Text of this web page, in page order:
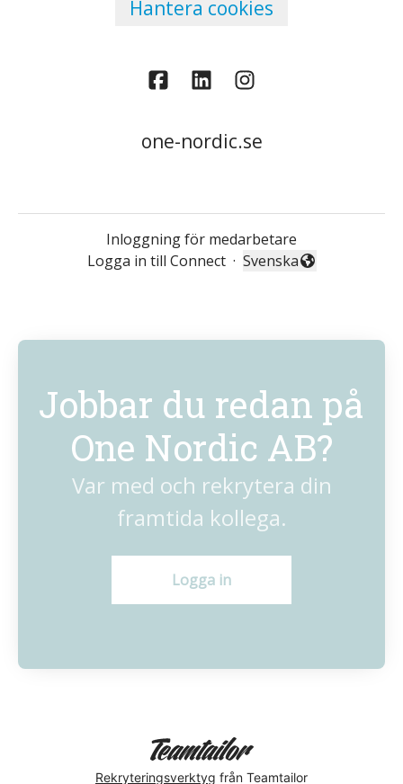
Hantera cookies
one-nordic.se
Inloggning för medarbetare
Logga in till Connect · Byt språk
Svenska
Jobbar du redan på
One Nordic AB?
Var med och rekrytera din
framtida kollega.
Logga in
Rekryteringsverktyg från Teamtailor